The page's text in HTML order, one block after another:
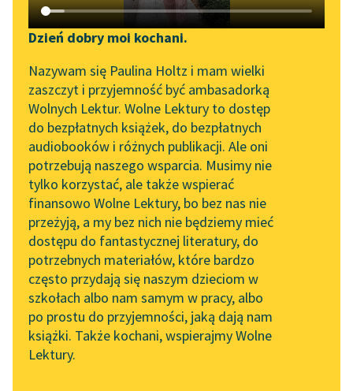
Katalog DAISY
Podkasty o książkach
Zgłoś brak utworu
Aktualności
„Prokurator Alicja Horn”
do słuchania
Byliśmy częścią AI Impact
Lab
Zapraszamy na spotkanie
online z tłumaczkami
literatury skandynawskiej
Spotkanie z Katarzyną
Tunkiel w Oslo
102. lata temu zmarł
Joseph Conrad
Narzędzia
Mapa Wolnych Lektur
Leśmianator
Przewodnik dla piszących i
czytających
API
OAI-PMH
Widget Wolnych Lektur
Przypisy
Dzień dobry moi kochani.
Nazywam się Paulina Holtz i mam wielki
zaszczyt i przyjemność być ambasadorką
Wolnych Lektur. Wolne Lektury to dostęp
do bezpłatnych książek, do bezpłatnych
audiobooków i różnych publikacji. Ale oni
potrzebują naszego wsparcia. Musimy nie
tylko korzystać, ale także wspierać
finansowo Wolne Lektury, bo bez nas nie
przeżyją, a my bez nich nie będziemy mieć
dostępu do fantastycznej literatury, do
potrzebnych materiałów, które bardzo
często przydają się naszym dzieciom w
szkołach albo nam samym w pracy, albo
po prostu do przyjemności, jaką dają nam
książki. Także kochani, wspierajmy Wolne
Lektury.
Epoka:Współczesność
Rodzaj:Epika
Gatunek:Opowiadanie
pobierz książkę
O autorze